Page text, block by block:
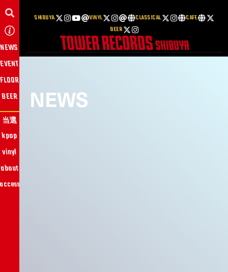
SHIBUYA VINYL CLASSICAL
CAFE
BEER
NEWS
EVENT
当選
FLOOR
BEER
kpop
vinyl
about
NEWS